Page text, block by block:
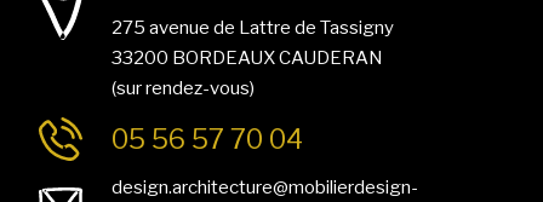
275 avenue de Lattre de Tassigny
33200 BORDEAUX CAUDERAN
(sur rendez-vous)
05 56 57 70 04
design.architecture@mobilierdesign-